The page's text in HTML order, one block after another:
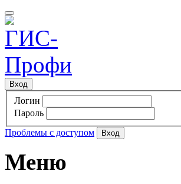
Вход
Логин
Пароль
Проблемы с доступом
Меню